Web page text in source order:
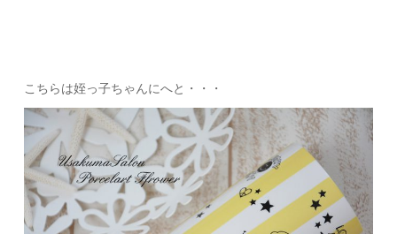
こちらは姪っ子ちゃんにへと・・・